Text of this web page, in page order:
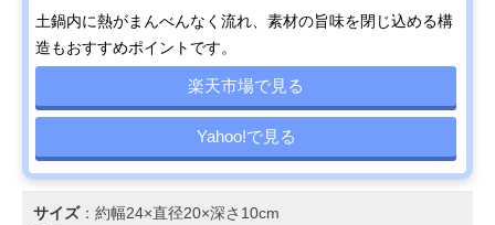
土鍋内に熱がまんべんなく流れ、素材の旨味を閉じ込める構
造もおすすめポイントです。
楽天市場で見る
Yahoo!で見る
サイズ：約幅24×直径20×深さ10cm